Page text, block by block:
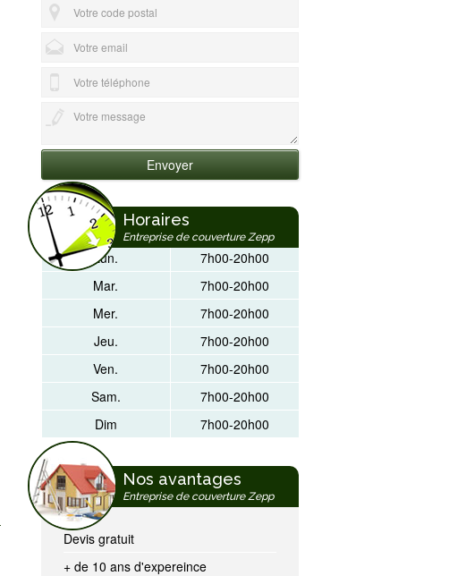
Horaires
Entreprise de couverture Zepp
Lun.
7h00-20h00
Mar.
7h00-20h00
Mer.
7h00-20h00
Jeu.
7h00-20h00
Ven.
7h00-20h00
Sam.
7h00-20h00
Dim
7h00-20h00
Nos avantages
Entreprise de couverture Zepp
Devis gratuit
+ de 10 ans d'expereince